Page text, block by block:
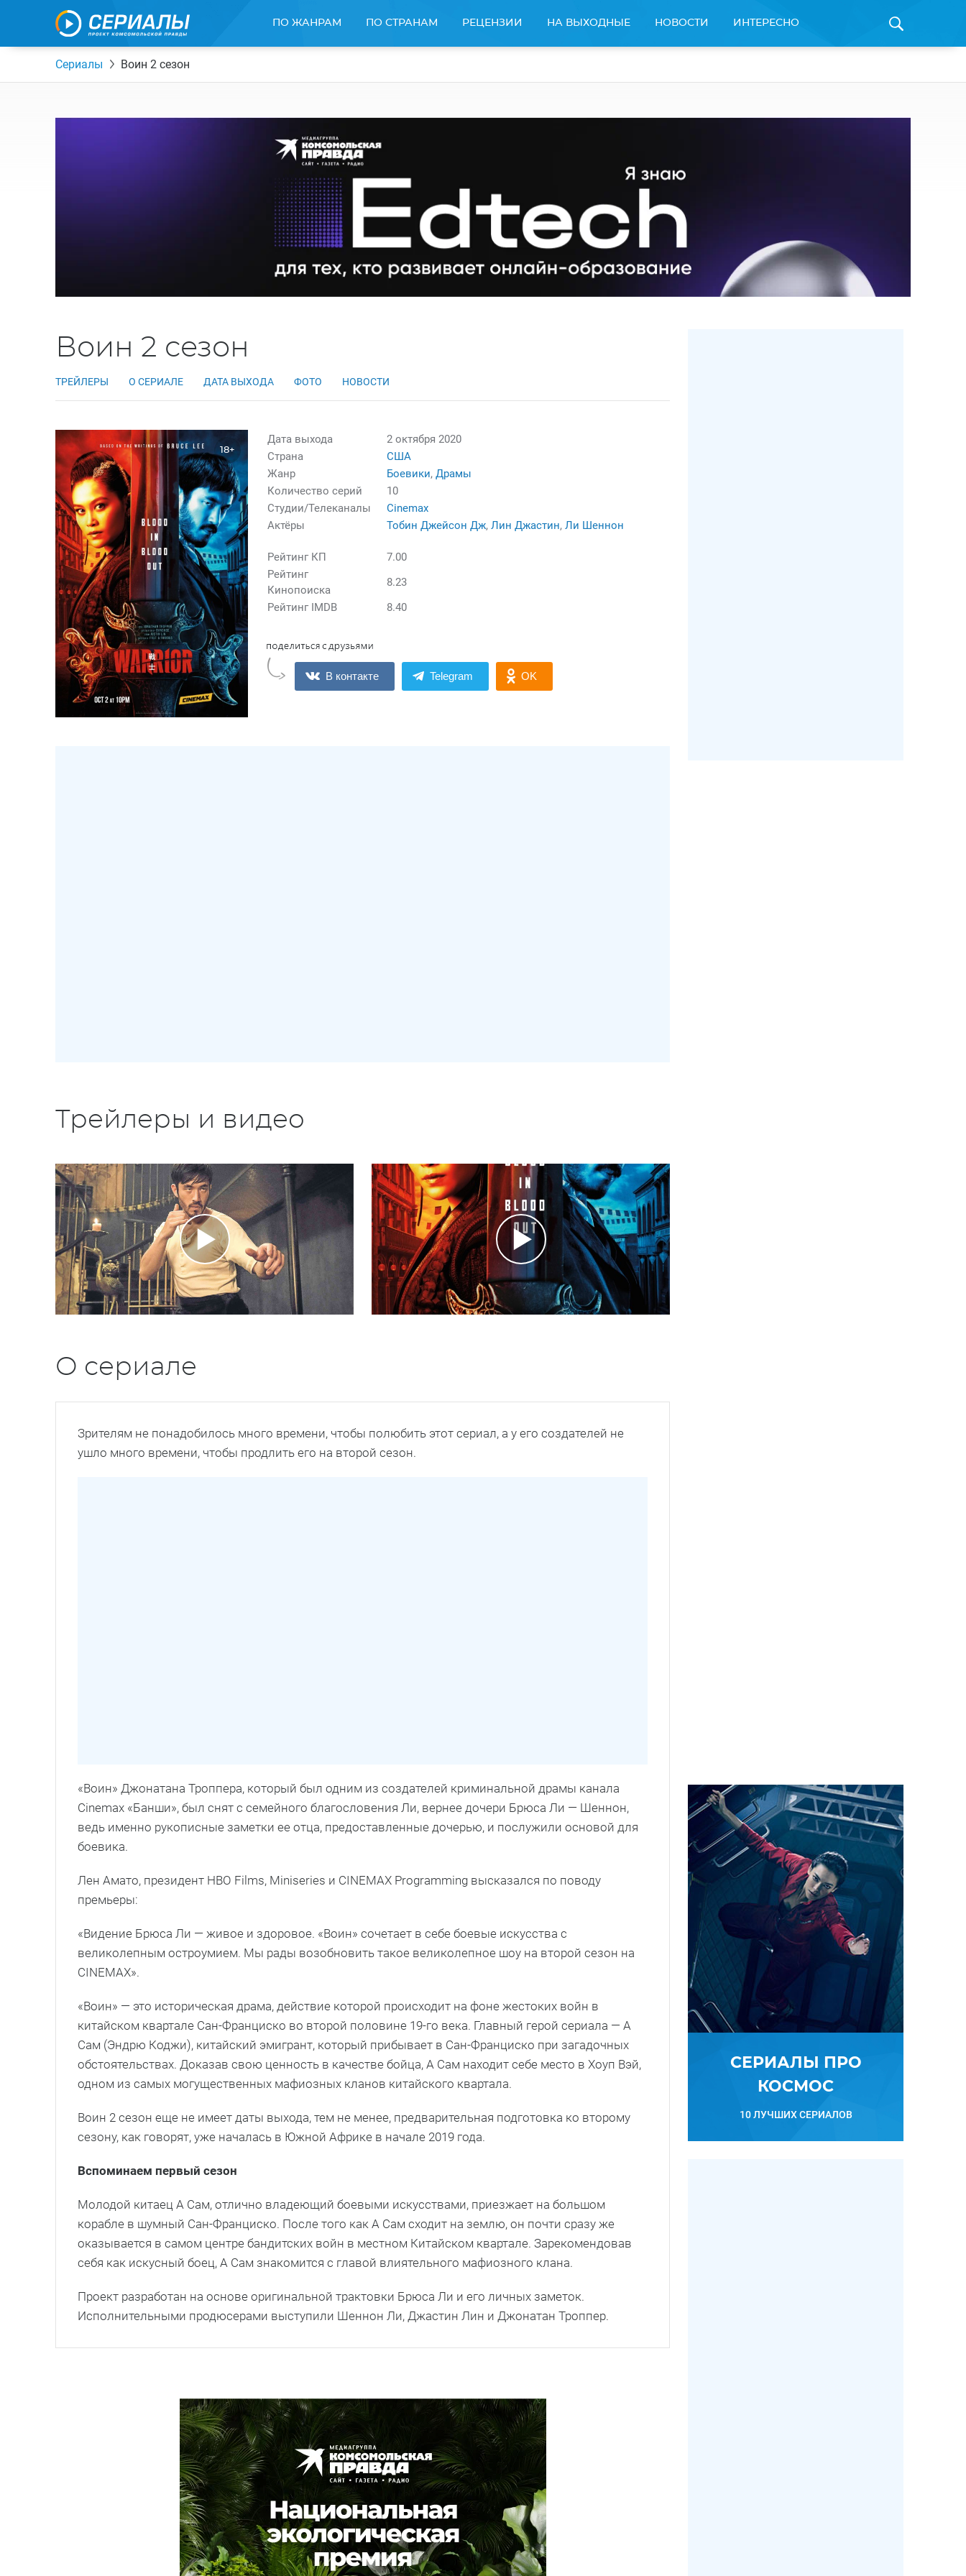
ПО ЖАНРАМ ПО СТРАНАМ РЕЦЕНЗИИ НА ВЫХОДНЫЕ НОВОСТИ ИНТЕРЕСНО
Сериалы Воин 2 сезон
Воин 2 сезон
ТРЕЙЛЕРЫ О СЕРИАЛЕ ДАТА ВЫХОДА ФОТО НОВОСТИ
18+
Дата выхода
2 октября 2020
Страна
США
Жанр
Боевики, Драмы
Количество серий
10
Студии/Телеканалы
Cinemax
Актёры
Тобин Джейсон Дж,Лин Джастин,Ли Шеннон
Рейтинг КП
7.00
Рейтинг
Кинопоиска
8.23
Рейтинг IMDB
8.40
В контакте Telegram OK
Трейлеры и видео
О сериале
Зрителям не понадобилось много времени, чтобы полюбить этот сериал, а у его создателей не
ушло много времени, чтобы продлить его на второй сезон.
«Воин» Джонатана Троппера, который был одним из создателей криминальной драмы канала
Cinemax «Банши», был снят с семейного благословения Ли, вернее дочери Брюса Ли — Шеннон,
ведь именно рукописные заметки ее отца, предоставленные дочерью, и послужили основой для
боевика.
Лен Амато, президент HBO Films, Miniseries и CINEMAX Programming высказался по поводу
премьеры:
«Видение Брюса Ли — живое и здоровое. «Воин» сочетает в себе боевые искусства с
великолепным остроумием. Мы рады возобновить такое великолепное шоу на второй сезон на
CINEMAX».
«Воин» — это историческая драма, действие которой происходит на фоне жестоких войн в
китайском квартале Сан-Франциско во второй половине 19-го века. Главный герой сериала — А
Сам (Эндрю Коджи), китайский эмигрант, который прибывает в Сан-Франциско при загадочных
обстоятельствах. Доказав свою ценность в качестве бойца, А Сам находит себе место в Хоуп Вэй,
одном из самых могущественных мафиозных кланов китайского квартала.
Воин 2 сезон еще не имеет даты выхода, тем не менее, предварительная подготовка ко второму
сезону, как говорят, уже началась в Южной Африке в начале 2019 года.
Вспоминаем первый сезон
Молодой китаец А Сам, отлично владеющий боевыми искусствами, приезжает на большом
корабле в шумный Сан-Франциско. После того как А Сам сходит на землю, он почти сразу же
оказывается в самом центре бандитских войн в местном Китайском квартале. Зарекомендовав
себя как искусный боец, А Сам знакомится с главой влиятельного мафиозного клана.
Проект разработан на основе оригинальной трактовки Брюса Ли и его личных заметок.
Исполнительными продюсерами выступили Шеннон Ли, Джастин Лин и Джонатан Троппер.
СЕРИАЛЫ ПРО
КОСМОС
10 ЛУЧШИХ СЕРИАЛОВ